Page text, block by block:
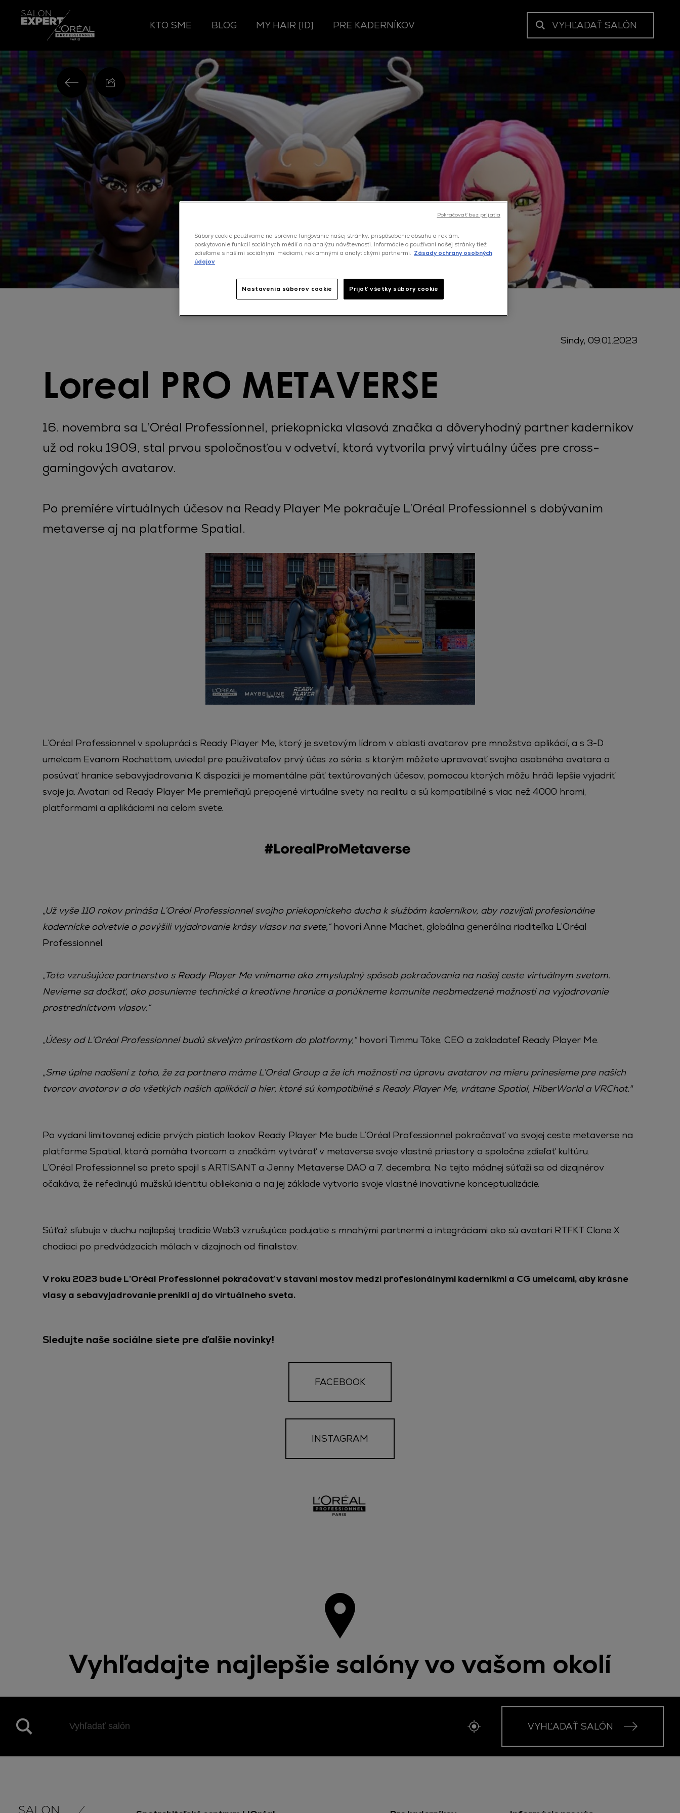
KTO SME BLOG MY HAIR [ID] PRE KADERNÍKOV VYHĽADAŤ SALÓN
Sindy,09.01.2023
Loreal PRO METAVERSE
16. novembra sa L’Oréal Professionnel, priekopnícka vlasová značka a dôveryhodný partner kaderníkov
už od roku 1909, stal prvou spoločnosťou v odvetví, ktorá vytvorila prvý virtuálny účes pre cross-
gamingových avatarov.
Po premiére virtuálnych účesov na Ready Player Me pokračuje L’Oréal Professionnel s dobývaním
metaverse aj na platforme Spatial.
L’Oréal Professionnel v spolupráci s Ready Player Me, ktorý je svetovým lídrom v oblasti avatarov pre množstvo aplikácií, a s 3-D
umelcom Evanom Rochettom, uviedol pre používateľov prvý účes zo série, s ktorým môžete upravovať svojho osobného avatara a
posúvať hranice sebavyjadrovania. K dispozícii je momentálne päť textúrovaných účesov, pomocou ktorých môžu hráči lepšie vyjadriť
svoje ja. Avatari od Ready Player Me premieňajú prepojené virtuálne svety na realitu a sú kompatibilné s viac než 4000 hrami,
platformami a aplikáciami na celom svete.
„Už vyše 110 rokov prináša L’Oréal Professionnel svojho priekopníckeho ducha k službám kaderníkov, aby rozvíjali profesionálne
kadernícke odvetvie a povýšili vyjadrovanie krásy vlasov na svete,“hovorí Anne Machet, globálna generálna riaditeľka L’Oréal
Professionnel.
„Toto vzrušujúce partnerstvo s Ready Player Me vnímame ako zmysluplný spôsob pokračovania na našej ceste virtuálnym svetom.
Nevieme sa dočkať, ako posunieme technické a kreatívne hranice a ponúkneme komunite neobmedzené možnosti na vyjadrovanie
prostredníctvom vlasov.“
„Účesy od L’Oréal Professionnel budú skvelým prírastkom do platformy,“hovorí Timmu Tõke, CEO a zakladateľ Ready Player Me.
„Sme úplne nadšení z toho, že za partnera máme L’Oréal Group a že ich možnosti na úpravu avatarov na mieru prinesieme pre našich
tvorcov avatarov a do všetkých našich aplikácií a hier, ktoré sú kompatibilné s Ready Player Me, vrátane Spatial, HiberWorld a VRChat."
Po vydaní limitovanej edície prvých piatich lookov Ready Player Me bude L’Oréal Professionnel pokračovať vo svojej ceste metaverse na
platforme Spatial, ktorá pomáha tvorcom a značkám vytvárať v metaverse svoje vlastné priestory a spoločne zdieľať kultúru.
L’Oréal Professionnel sa preto spojil s ARTISANT a Jenny Metaverse DAO a 7. decembra. Na tejto módnej súťaži sa od dizajnérov
očakáva, že refedinujú mužskú identitu obliekania a na jej základe vytvoria svoje vlastné inovatívne konceptualizácie.
Súťaž sľubuje v duchu najlepšej tradície Web3 vzrušujúce podujatie s mnohými partnermi a integráciami ako sú avatari RTFKT Clone X
chodiaci po predvádzacích mólach v dizajnoch od finalistov.
V roku 2023 bude L’Oréal Professionnel pokračovať v stavaní mostov medzi profesionálnymi kaderníkmi a CG umelcami, aby krásne
vlasy a sebavyjadrovanie prenikli aj do virtuálneho sveta.
Sledujte naše sociálne siete pre ďalšie novinky!
FACEBOOK
INSTAGRAM
Vyhľadajte najlepšie salóny vo vašom okolí
VYHĽADAŤ SALÓN
Súbory cookie používame na správne fungovanie našej stránky, prispôsobenie obsahu a reklám,
poskytovanie funkcií sociálnych médií a na analýzu návštevnosti. Informácie o používaní našej stránky tiež
zdieľame s našimi sociálnymi médiami, reklamnými a analytickými partnermi. Zásady ochrany osobných
údajov
Nastavenia súborov cookie Prijať všetky súbory cookie
Pokračovať bez prijatia